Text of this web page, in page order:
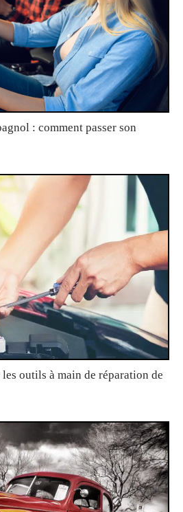
: comment passer son
outils à main de réparation de